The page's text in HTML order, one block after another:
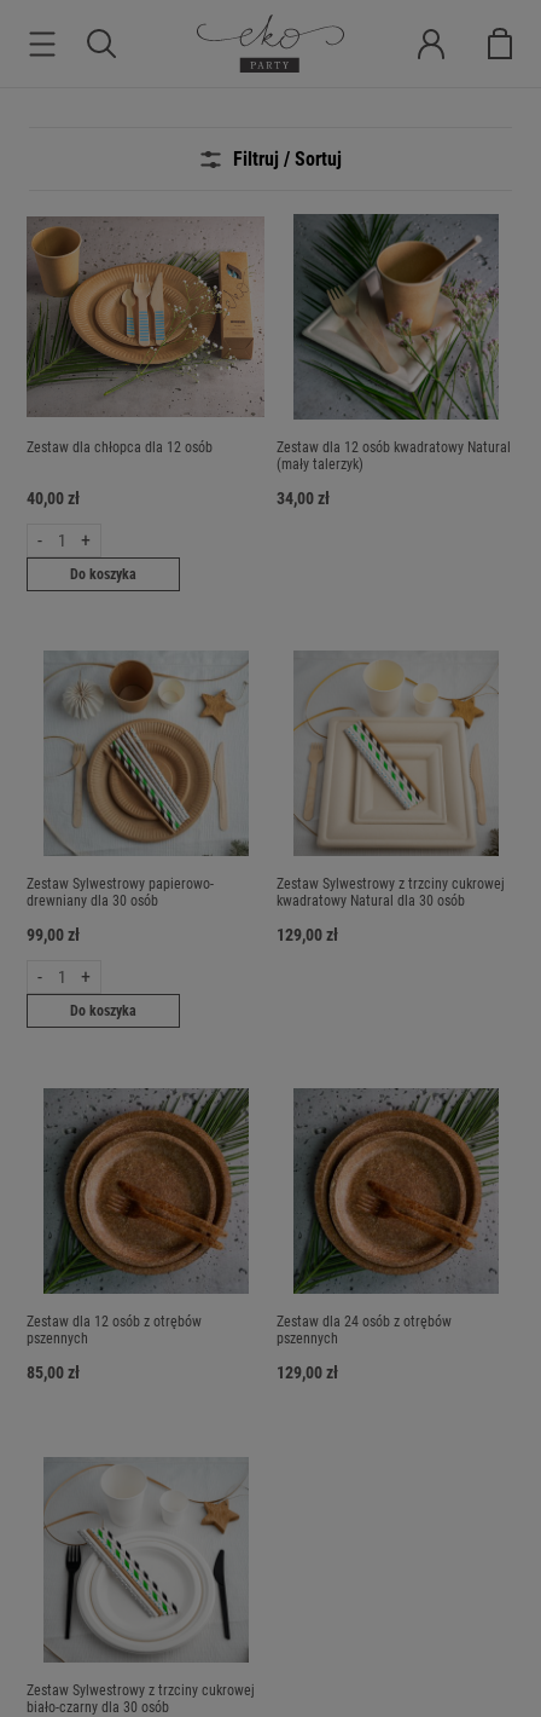
Filtruj / Sortuj
Zestaw dla chłopca dla 12 osób
40,00 zł
- +
Do koszyka
Zestaw dla 12 osób kwadratowy Natural
(mały talerzyk)
34,00 zł
Zestaw Sylwestrowy papierowo-
drewniany dla 30 osób
99,00 zł
- +
Do koszyka
Zestaw Sylwestrowy z trzciny cukrowej
kwadratowy Natural dla 30 osób
129,00 zł
Zestaw dla 12 osób z otrębów
pszennych
85,00 zł
Zestaw dla 24 osób z otrębów
pszennych
129,00 zł
Zestaw Sylwestrowy z trzciny cukrowej
biało-czarny dla 30 osób